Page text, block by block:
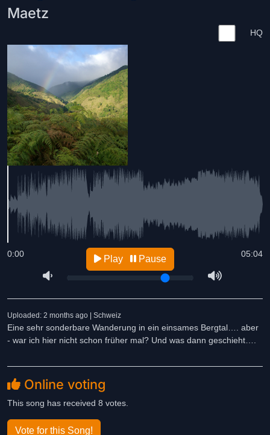
Maetz
HQ
05:04
0:00 Play Pause
Uploaded: 2 months ago | Schweiz
Eine sehr sonderbare Wanderung in ein einsames Bergtal…. aber
- war ich hier nicht schon früher mal? Und was dann geschieht….
Online voting
This song has received 8 votes.
Vote for this Song!